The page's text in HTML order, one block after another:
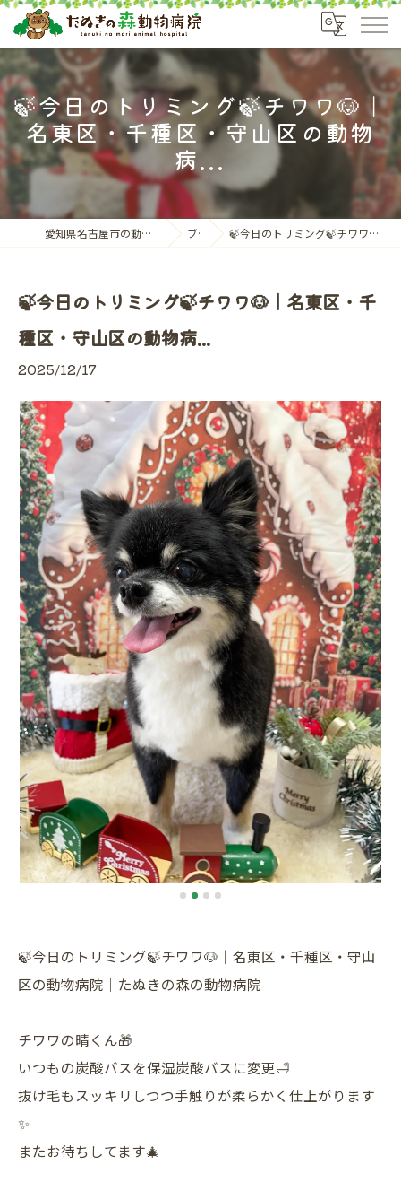
🍃今日のトリミング🍃チワワ🐶｜
名東区・千種区・守山区の動物
病...
愛知県名古屋市の動物病院ならたぬきの森動物病院 ブログ 🍃今日のトリミング🍃チワワ🐶｜名東区・千種区・守山区の動物病...
🍃今日のトリミング🍃チワワ🐶｜名東区・千
種区・守山区の動物病...
2025/12/17
🍃今日のトリミング🍃チワワ🐶｜名東区・千種区・守山
区の動物病院｜たぬきの森の動物病院
チワワの晴くん🎁
いつもの炭酸バスを保湿炭酸バスに変更🛁
抜け毛もスッキリしつつ手触りが柔らかく仕上がります
✨
またお待ちしてます🎄